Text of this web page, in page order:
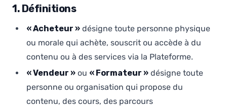
1. Définitions
« Acheteur » désigne toute personne physique
ou morale qui achète, souscrit ou accède à du
contenu ou à des services via la Plateforme.
« Vendeur » ou « Formateur » désigne toute
personne ou organisation qui propose du
contenu, des cours, des parcours